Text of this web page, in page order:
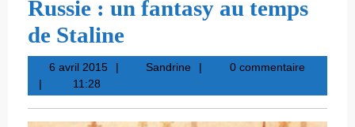
Russie : un fantasy au temps
de Staline
6 avril 20156
2015
SandrineSandrine0 commentaire
11:28